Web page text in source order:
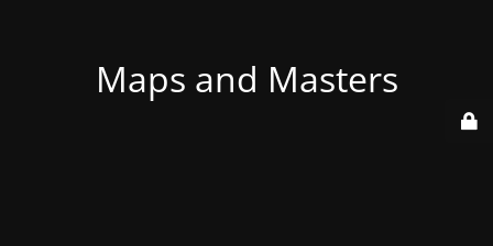
Maps and Masters